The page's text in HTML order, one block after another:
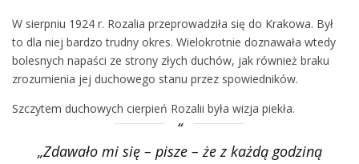
W sierpniu 1924 r. Rozalia przeprowadziła się do Krakowa. Był
to dla niej bardzo trudny okres. Wielokrotnie doznawała wtedy
bolesnych napaści ze strony złych duchów, jak również braku
zrozumienia jej duchowego stanu przez spowiedników.
Szczytem duchowych cierpień Rozalii była wizja piekła.
„Zdawało mi się – pisze – że z każdą godziną